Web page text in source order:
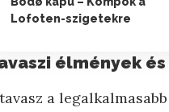
Lofoten-szigetekre
élmények
a